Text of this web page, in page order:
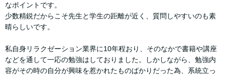
なポイントです。
少数精鋭だからこそ先生と学生の距離が近く、質問しやすいのも素
晴らしいです。
私自身リラクゼーション業界に10年程おり、そのなかで書籍や講座
などを通して一応の勉強はしておりました。しかしながら、勉強内
容がその時の自分が興味を惹かれたものばかりだった為、系統立っ